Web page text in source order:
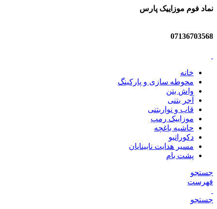
نماد فوم موزاییک پارس
07136703568
خانه
محوطه سازی و پارکینگ
واش بتن
آجر بتنی
قاب و نواربتنی
موزاییک رمپ
حاشیه باغچه
دکوراتیو
مسیر هدایت نابینایان
پشت بام
جستجو
فهرست
جستجو